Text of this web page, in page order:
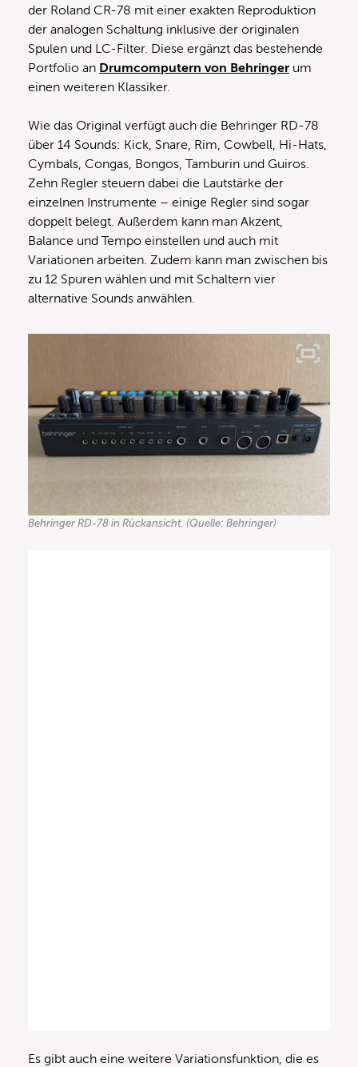
der Roland CR-78 mit einer exakten Reproduktion
der analogen Schaltung inklusive der originalen
Spulen und LC-Filter. Diese ergänzt das bestehende
Portfolio an Drumcomputern von Behringer um
einen weiteren Klassiker.
Wie das Original verfügt auch die Behringer RD-78
über 14 Sounds: Kick, Snare, Rim, Cowbell, Hi-Hats,
Cymbals, Congas, Bongos, Tamburin und Guiros.
Zehn Regler steuern dabei die Lautstärke der
einzelnen Instrumente – einige Regler sind sogar
doppelt belegt. Außerdem kann man Akzent,
Balance und Tempo einstellen und auch mit
Variationen arbeiten. Zudem kann man zwischen bis
zu 12 Spuren wählen und mit Schaltern vier
alternative Sounds anwählen.
Behringer RD-78 in Rückansicht. (Quelle: Behringer)
Es gibt auch eine weitere Variationsfunktion, die es